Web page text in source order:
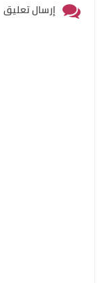
إرسال تعليق